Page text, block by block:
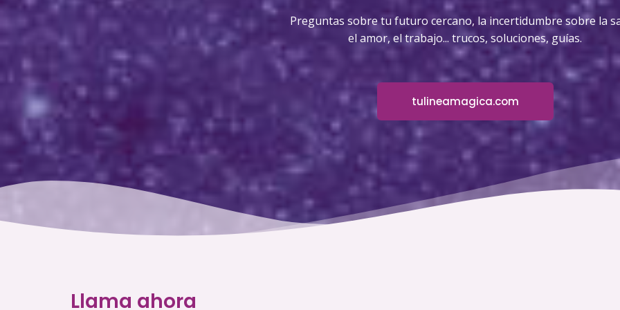
Preguntas sobre tu futuro cercano, la incertidumbre sobre la
el amor, el trabajo... trucos, soluciones, guías.
tulineamagica.com
Llama ahora